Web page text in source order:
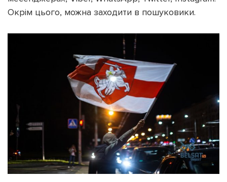
Окрім цього, можна заходити в пошуковики.